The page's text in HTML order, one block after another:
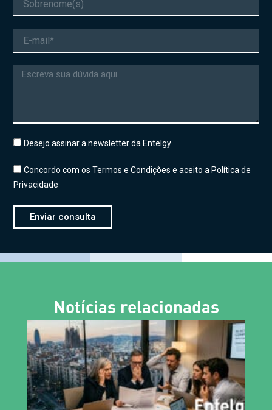
mail
Mensagem
Desejo assinar a newsletter da Entelgy
Concordo com os Termos e Condições e aceito a Política de
Privacidade
Enviar consulta
Notícias relacionadas